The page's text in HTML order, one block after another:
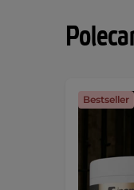
Bestseller